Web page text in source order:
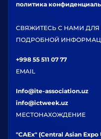
политика
СВЯЖИТЕСЬ С НАМИ
ПОДРОБНОЙ
+998 55 511 07 77
EMAIL
Info@ite-association.uz
info@ictweek.uz
МЕСТОНАХОЖДЕНИЕ
"CAEx" (Central Asian Expo